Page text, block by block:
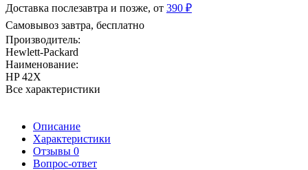
Доставка послезавтра и позже, от 390 ₽
Самовывоз завтра, бесплатно
Производитель:
Hewlett-Packard
Наименование:
HP 42X
Все характеристики
Описание
Характеристики
Отзывы 0
Вопрос-ответ